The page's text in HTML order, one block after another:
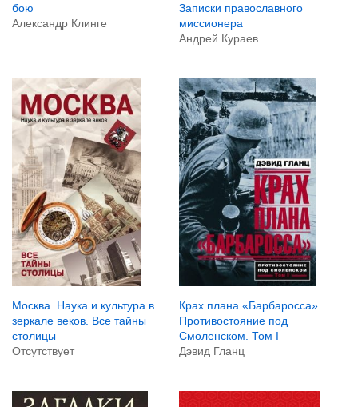
бою
Александр Клинге
Записки православного
миссионера
Андрей Кураев
Москва. Наука и культура в
зеркале веков. Все тайны
столицы
Отсутствует
Крах плана «Барбаросса».
Противостояние под
Смоленском. Том I
Дэвид Гланц